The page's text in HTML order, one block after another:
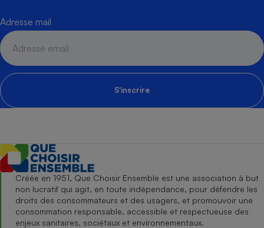
Adresse mail
S'inscrire
Créée en 1951, Que Choisir Ensemble est une association à but
non lucratif qui agit, en toute indépendance, pour défendre les
droits des consommateurs et des usagers, et promouvoir une
consommation responsable, accessible et respectueuse des
enjeux sanitaires, sociétaux et environnementaux.